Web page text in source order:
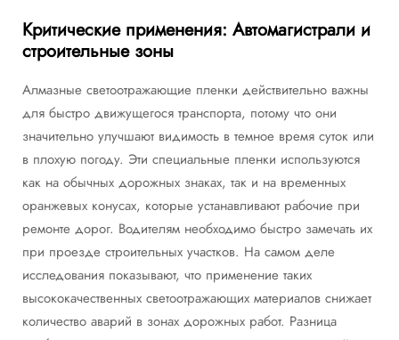
Критические применения: Автомагистрали и
строительные зоны
Алмазные светоотражающие пленки действительно важны
для быстро движущегося транспорта, потому что они
значительно улучшают видимость в темное время суток или
в плохую погоду. Эти специальные пленки используются
как на обычных дорожных знаках, так и на временных
оранжевых конусах, которые устанавливают рабочие при
ремонте дорог. Водителям необходимо быстро замечать их
при проезде строительных участков. На самом деле
исследования показывают, что применение таких
высококачественных светоотражающих материалов снижает
количество аварий в зонах дорожных работ. Разница